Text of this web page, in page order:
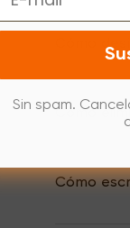
Cómo
Cómo
Cómo
Sin spam.